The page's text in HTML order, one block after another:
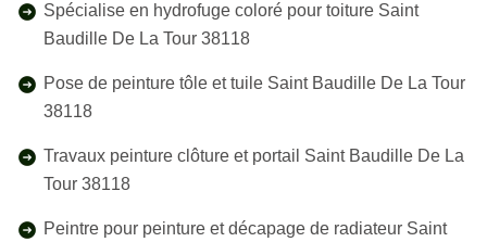
Spécialise en hydrofuge coloré pour toiture Saint
Baudille De La Tour 38118
Pose de peinture tôle et tuile Saint Baudille De La Tour
38118
Travaux peinture clôture et portail Saint Baudille De La
Tour 38118
Peintre pour peinture et décapage de radiateur Saint